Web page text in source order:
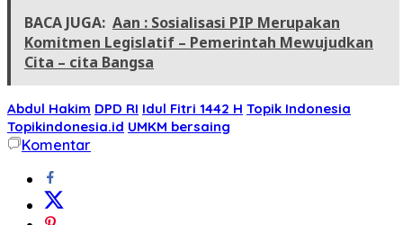
BACA JUGA: Aan : Sosialisasi PIP Merupakan
Komitmen Legislatif – Pemerintah Mewujudkan
Cita – cita Bangsa
Abdul Hakim DPD RI Idul Fitri 1442 H Topik Indonesia
Topikindonesia.id UMKM bersaing
Komentar